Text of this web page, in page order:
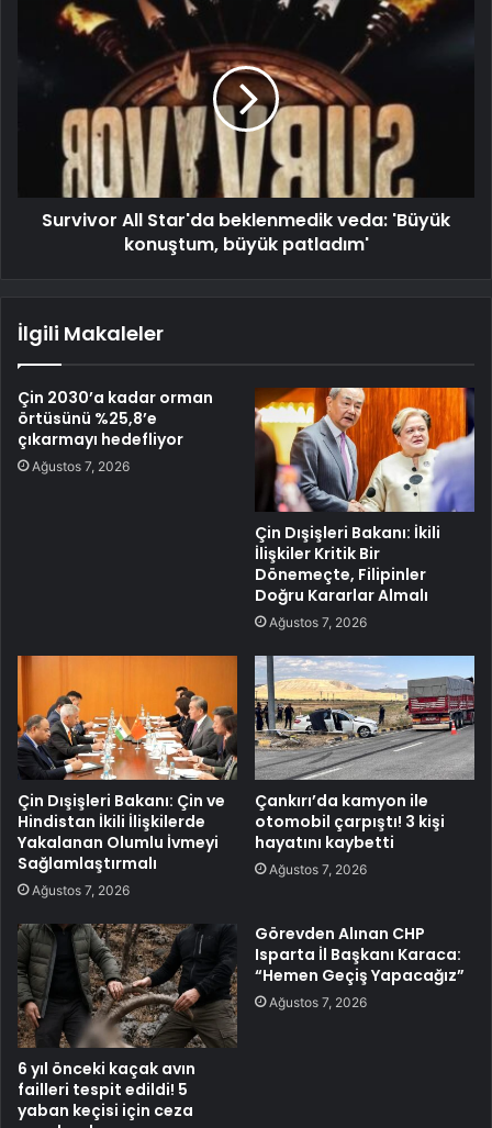
Survivor All Star'da beklenmedik veda: 'Büyük
konuştum, büyük patladım'
İlgili Makaleler
Çin 2030’a kadar orman
örtüsünü %25,8’e
çıkarmayı hedefliyor
Ağustos 7, 2026
Çin Dışişleri Bakanı: İkili
İlişkiler Kritik Bir
Dönemeçte, Filipinler
Doğru Kararlar Almalı
Ağustos 7, 2026
Çin Dışişleri Bakanı: Çin ve
Hindistan İkili İlişkilerde
Yakalanan Olumlu İvmeyi
Sağlamlaştırmalı
Ağustos 7, 2026
Çankırı’da kamyon ile
otomobil çarpıştı! 3 kişi
hayatını kaybetti
Ağustos 7, 2026
6 yıl önceki kaçak avın
failleri tespit edildi! 5
yaban keçisi için ceza
Görevden Alınan CHP
Isparta İl Başkanı Karaca:
“Hemen Geçiş Yapacağız”
Ağustos 7, 2026